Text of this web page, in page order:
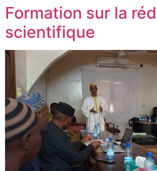
Formation sur la
scientifique